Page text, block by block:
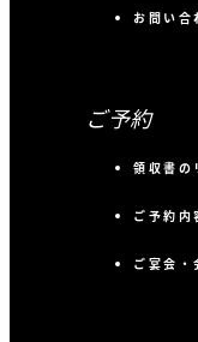
お問い合
ご予約
領収書の
ご予約内
ご宴会・